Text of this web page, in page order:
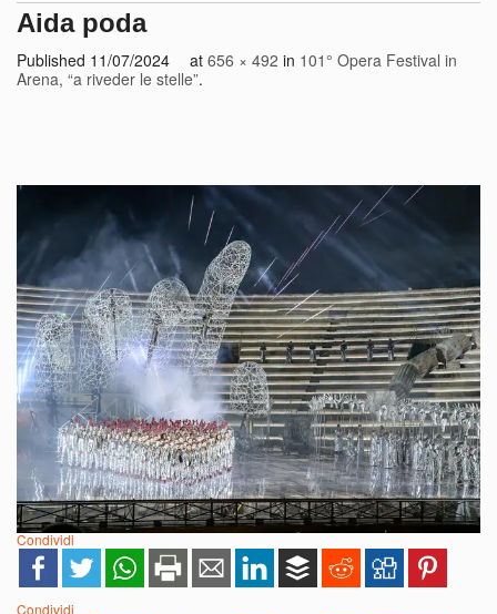
Aida poda
Published 11/07/2024 at 656 × 492 in 101° Opera Festival in
Arena, “a riveder le stelle”.
Condividi
Condividi